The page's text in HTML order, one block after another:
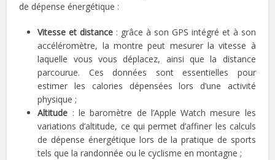
de dépense énergétique :
Vitesse et distance : grâce à son GPS intégré et à son
accéléromètre, la montre peut mesurer la vitesse à
laquelle vous vous déplacez, ainsi que la distance
parcourue. Ces données sont essentielles pour
estimer les calories dépensées lors d’une activité
physique ;
Altitude : le baromètre de l’Apple Watch mesure les
variations d’altitude, ce qui permet d’affiner les calculs
de dépense énergétique lors de la pratique de sports
tels que la randonnée ou le cyclisme en montagne ;